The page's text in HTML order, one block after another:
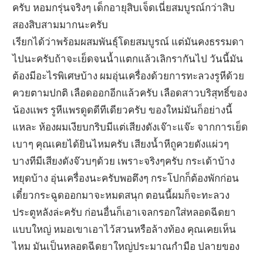
ครับ หอมกรุ่นจริงๆ เด็กอายุสิบเจ็ดเนี่ยสมบูรณ์กว่าสิบ
สองสิบสามมากนะครับ
เรียกได้ว่าพร้อมผสมพันธุ์โดยสมบูรณ์ แต่มันคงธรรมดา
ไปนะครับถ้าจะเย็ดจนน้ำแตกแล้วเลิกรากันไป วันนี้มัน
ต้องมีอะไรพิเศษบ้าง ผมอุ่นเครื่องด้วยการทะลวงรูหีด้วย
ควยตามปกติ เลือดออกอีกแล้วครับ เลือดสาวบริสุทธิ์ของ
น้องแพร รูหีแพรดูดดีทีเดียวครับ ของใหม่มันก็อย่างนี้
แหละ ห้องผมเงียบกริบมีแต่เสียงดังเจ๊าะแจ๊ะ จากการเย็ด
เบาๆ คุณเคยได้ยินไหมครับ เสียงน้ำหีถูควยดังแผ่วๆ
บางทีมีเสียงดังจ๊วบๆด้วย เพราะจริงๆครับ กระเด้าบ้าง
หยุดบ้าง อุ่นเครื่องนะครับพอตึงๆ กระโปกก็ต้องพักก่อน
เดี๋ยวกระฉูดออกมาจะหมดสนุก ตอนนี้ผมก็จะทะลวง
ประตูหลังล่ะครับ ก่อนอื่นก็เอาเจลกรอกใส่หลอดฉีดยา
แบบใหญ่ หมอเขาเอาไว้สวนหรือล้างท้อง คุณเคยเห็น
ไหม มันเป็นหลอดฉีดยาใหญ่ประมาณกำมือ ปลายของ